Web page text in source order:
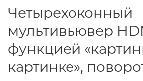
Четырехоконный
мультивьювер
функцией
картинке»,